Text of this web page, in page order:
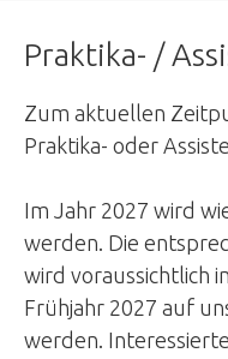
Praktika- /
Zum aktuellen
Praktika- oder
Im Jahr 2027 wird
werden. Die
wird voraussichtlich
Frühjahr 2027 auf
werden.